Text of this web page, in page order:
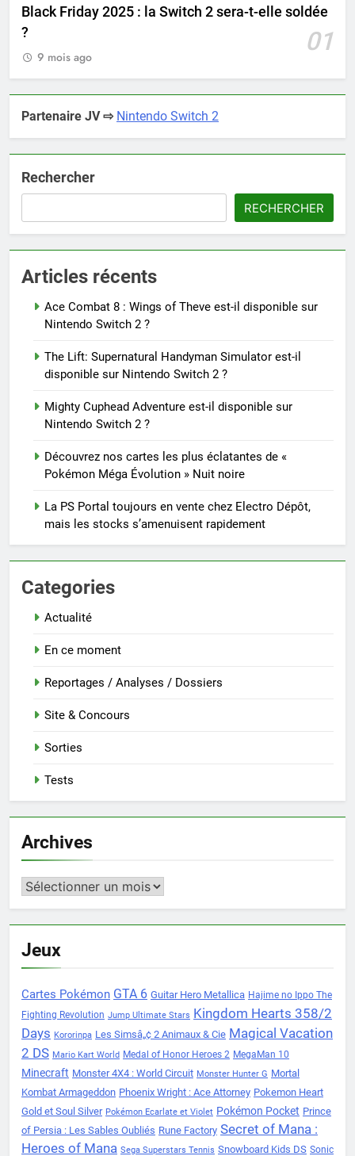
Black Friday 2025 : la Switch 2 sera-t-elle soldée
?
01
9 mois ago
Partenaire JV ⇨ Nintendo Switch 2
Rechercher
RECHERCHER
Articles récents
Ace Combat 8 : Wings of Theve est-il disponible sur
Nintendo Switch 2 ?
The Lift: Supernatural Handyman Simulator est-il
disponible sur Nintendo Switch 2 ?
Mighty Cuphead Adventure est-il disponible sur
Nintendo Switch 2 ?
Découvrez nos cartes les plus éclatantes de «
Pokémon Méga Évolution » Nuit noire
La PS Portal toujours en vente chez Electro Dépôt,
mais les stocks s’amenuisent rapidement
Categories
Actualité
En ce moment
Reportages / Analyses / Dossiers
Site & Concours
Sorties
Tests
Archives
Archives
Jeux
Cartes Pokémon GTA 6 Guitar Hero Metallica Hajime no Ippo The
Fighting Revolution Jump Ultimate Stars Kingdom Hearts 358/2
Days Kororinpa Les Simsâ„¢ 2 Animaux & Cie Magical Vacation
2 DS Mario Kart World Medal of Honor Heroes 2 MegaMan 10
Minecraft Monster 4X4 : World Circuit Monster Hunter G Mortal
Kombat Armageddon Phoenix Wright : Ace Attorney Pokemon Heart
Gold et Soul Silver Pokémon Ecarlate et Violet Pokémon Pocket Prince
of Persia : Les Sables Oubliés Rune Factory Secret of Mana :
Heroes of Mana Sega Superstars Tennis Snowboard Kids DS Sonic